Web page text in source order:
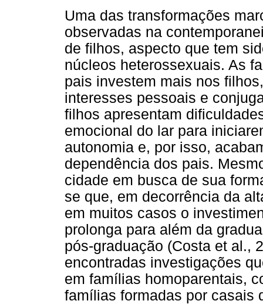
Uma das transformações
observadas na
de filhos, aspecto que tem
núcleos heterossexuais. As
pais investem mais nos
interesses pessoais e
filhos apresentam
emocional do lar para
autonomia e, por isso,
dependência dos pais.
cidade em busca de sua
se que, em decorrência da
em muitos casos o
prolonga para além da
pós-graduação (Costa et al.,
encontradas investigações
em famílias homoparentais,
famílias formadas por casais